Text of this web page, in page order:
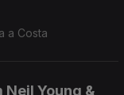
a Costa
Young &